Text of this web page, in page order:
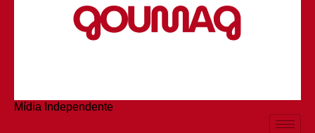
Mídia Independente